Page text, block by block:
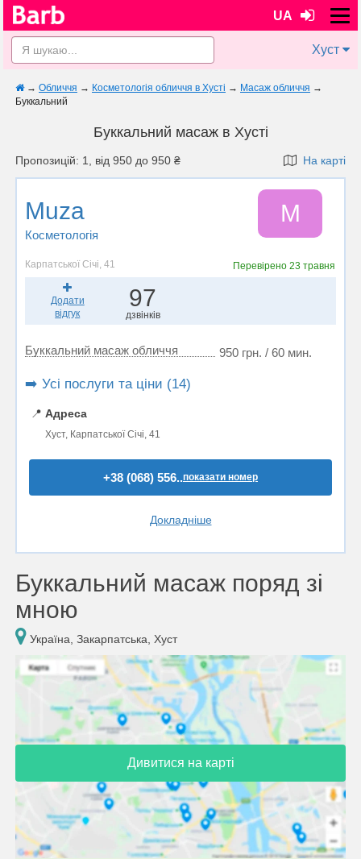
UA
Хуст
→ Обличчя → Косметологія обличчя в Хусті → Масаж обличчя →
Буккальний
Буккальний масаж в Хусті
Пропозицій: 1, від 950 до 950 ₴ На карті
Muza
Косметологія
M
Карпатської Січі, 41 Перевірено23 травня
Додати
відгук
97
дзвінків
Буккальний масаж обличчя 950 грн. / 60 мин.
➡️ Усі послуги та ціни (14)
📍 Адреса
Хуст, Карпатської Січі, 41
+38 (068) 556..показати номер
Докладніше
Буккальний масаж поряд зі
мною
Україна, Закарпатська, Хуст
Дивитися на карті